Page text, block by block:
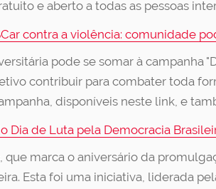
e aberto a todas as pessoas
contra a violência: comunidade
pode se somar à campanha
contribuir para combater toda
disponíveis neste link, e
Dia de Luta pela Democracia
que marca o aniversário da
Esta foi uma iniciativa, liderada